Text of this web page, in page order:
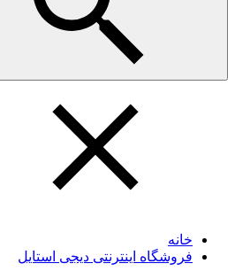
خانه
فروشگاه اینترنتی دیجی استایل